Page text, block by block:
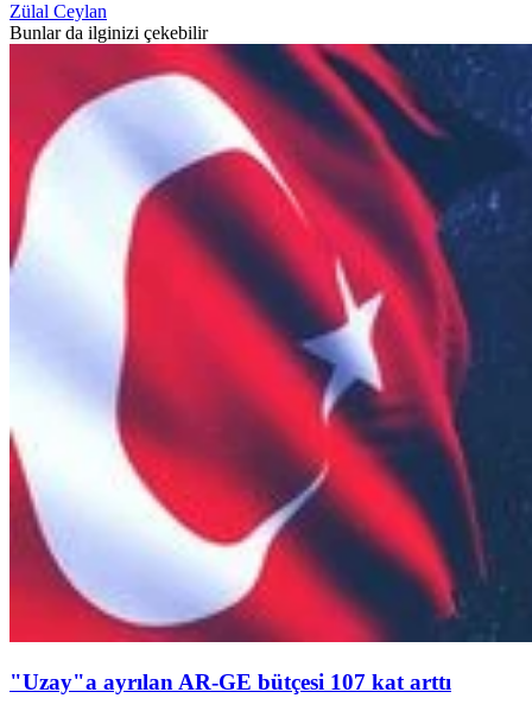
Zülal Ceylan
Bunlar da ilginizi çekebilir
"Uzay"a ayrılan AR-GE bütçesi 107 kat arttı